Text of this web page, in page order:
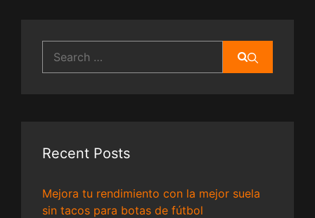
for:
Recent Posts
Mejora tu rendimiento con la mejor suela
sin tacos para botas de fútbol